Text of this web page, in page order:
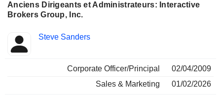
Anciens Dirigeants et Administrateurs: Interactive
Brokers Group, Inc.
Insider
Fonctions
Steve Sanders
Corporate Officer/Principal
02/04/2009
Sales & Marketing
01/02/2026